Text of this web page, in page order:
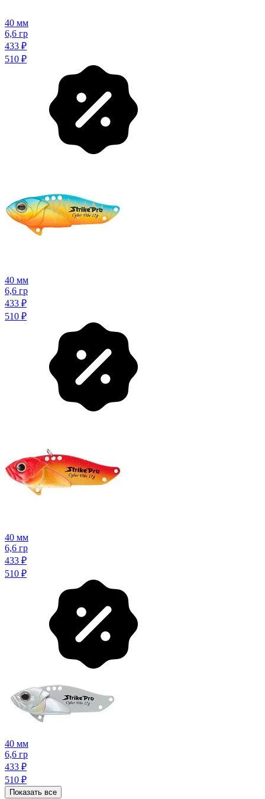
40 мм
6,6 гр
433 ₽
510 ₽
40 мм
6,6 гр
433 ₽
510 ₽
40 мм
6,6 гр
433 ₽
510 ₽
40 мм
6,6 гр
433 ₽
510 ₽
Показать все